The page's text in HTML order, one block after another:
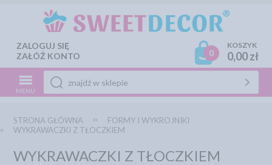
ZALOGUJ SIĘ
ZAŁÓŻ KONTO
0
KOSZYK
0,00 zł
MENU
STRONA GŁÓWNA
FORMY I WYKROJNIKI
WYKRAWACZKI Z TŁOCZKIEM
WYKRAWACZKI Z TŁOCZKIEM